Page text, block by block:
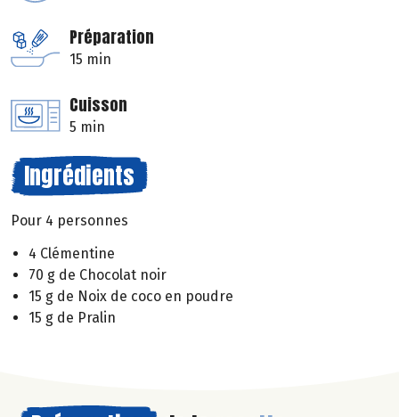
Préparation
15 min
Cuisson
5 min
Ingrédients
Pour 4 personnes
4 Clémentine
70 g de Chocolat noir
15 g de Noix de coco en poudre
15 g de Pralin